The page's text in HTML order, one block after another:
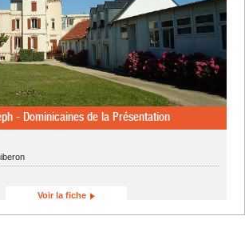
- Dominicaines de la Présentation
Voir la fiche